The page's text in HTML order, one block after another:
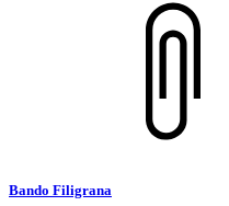
Bando Filigrana